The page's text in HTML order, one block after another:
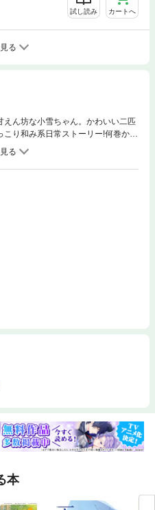
試し読み カートへ
る
ん坊な小雪ちゃん。かわいい二匹
り和み系日常ストーリー!何巻から
本